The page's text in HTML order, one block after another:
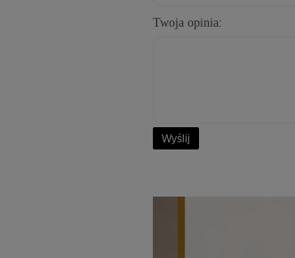
Twoja opinia:
Wyślij